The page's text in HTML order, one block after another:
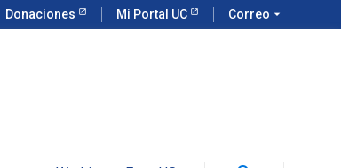
Donaciones Mi Portal UC Correo arrow_drop_down